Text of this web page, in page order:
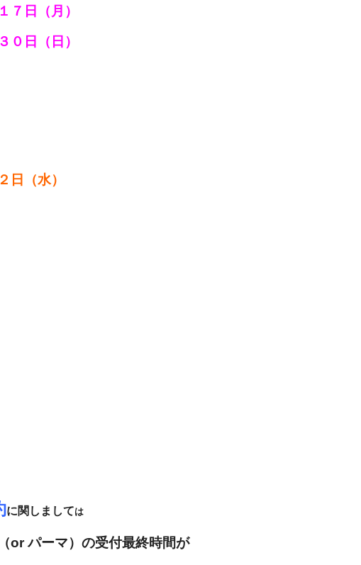
７日（月 ）
０ 日（日）
日（水）
に関しましては
or パーマ）の受付最終時間が